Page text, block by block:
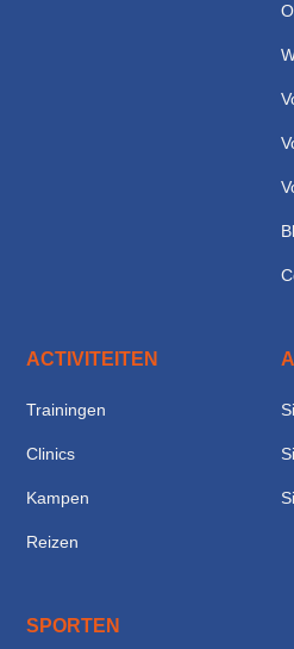
ACTIVITEITEN
Trainingen
Clinics
Kampen
Reizen
SPORTEN